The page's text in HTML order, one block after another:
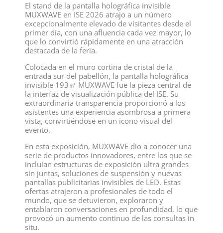
El stand de la pantalla holográfica invisible
MUXWAVE en ISE 2026 atrajo a un número
excepcionalmente elevado de visitantes desde el
primer día, con una afluencia cada vez mayor, lo
que lo convirtió rápidamente en una atracción
destacada de la feria.
Colocada en el muro cortina de cristal de la
entrada sur del pabellón, la pantalla holográfica
invisible 193㎡ MUXWAVE fue la pieza central de
la interfaz de visualización pública del ISE. Su
extraordinaria transparencia proporcionó a los
asistentes una experiencia asombrosa a primera
vista, convirtiéndose en un icono visual del
evento.
En esta exposición, MUXWAVE dio a conocer una
serie de productos innovadores, entre los que se
incluían estructuras de exposición ultra grandes
sin juntas, soluciones de suspensión y nuevas
pantallas publicitarias invisibles de LED. Estas
ofertas atrajeron a profesionales de todo el
mundo, que se detuvieron, exploraron y
entablaron conversaciones en profundidad, lo que
provocó un aumento continuo de las consultas in
situ.